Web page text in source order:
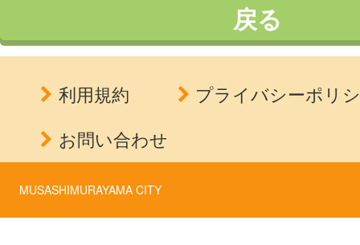
戻る
利用規約
プライバシーポリ
お問い合わせ
MUSASHIMURAYAMA CITY